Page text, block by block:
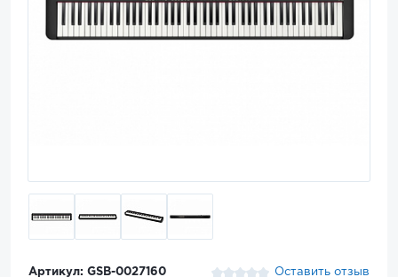
Артикул: GSB-0027160
Оставить отзыв